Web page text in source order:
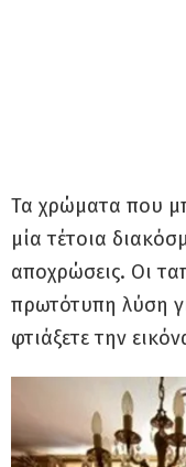
Τα χρώματα που
μία τέτοια
αποχρώσεις. Οι
πρωτότυπη λύση
φτιάξετε την